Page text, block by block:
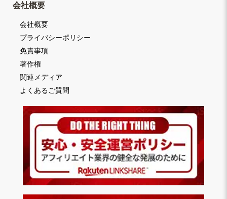
会社概要
会社概要
プライバシーポリシー
免責事項
著作権
関連メディア
よくあるご質問